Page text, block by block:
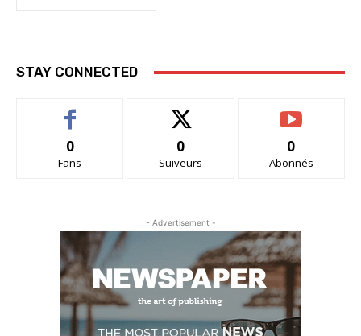
STAY CONNECTED
0
Fans
0
Suiveurs
0
Abonnés
- Advertisement -